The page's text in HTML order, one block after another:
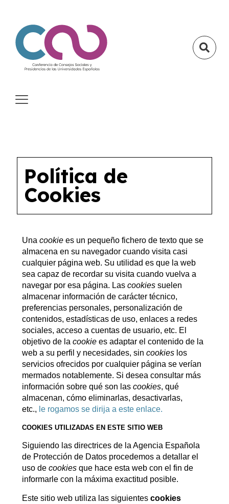
Política de
Cookies
Una cookie es un pequeño fichero de texto que se
almacena en su navegador cuando visita casi
cualquier página web. Su utilidad es que la web
sea capaz de recordar su visita cuando vuelva a
navegar por esa página. Las cookies suelen
almacenar información de carácter técnico,
preferencias personales, personalización de
contenidos, estadísticas de uso, enlaces a redes
sociales, acceso a cuentas de usuario, etc. El
objetivo de la cookie es adaptar el contenido de la
web a su perfil y necesidades, sin cookies los
servicios ofrecidos por cualquier página se verían
mermados notablemente. Si desea consultar más
información sobre qué son las cookies, qué
almacenan, cómo eliminarlas, desactivarlas,
etc., le rogamos se dirija a este enlace.
COOKIES UTILIZADAS EN ESTE SITIO WEB
Siguiendo las directrices de la Agencia Española
de Protección de Datos procedemos a detallar el
uso de cookies que hace esta web con el fin de
informarle con la máxima exactitud posible.
Este sitio web utiliza las siguientes cookies